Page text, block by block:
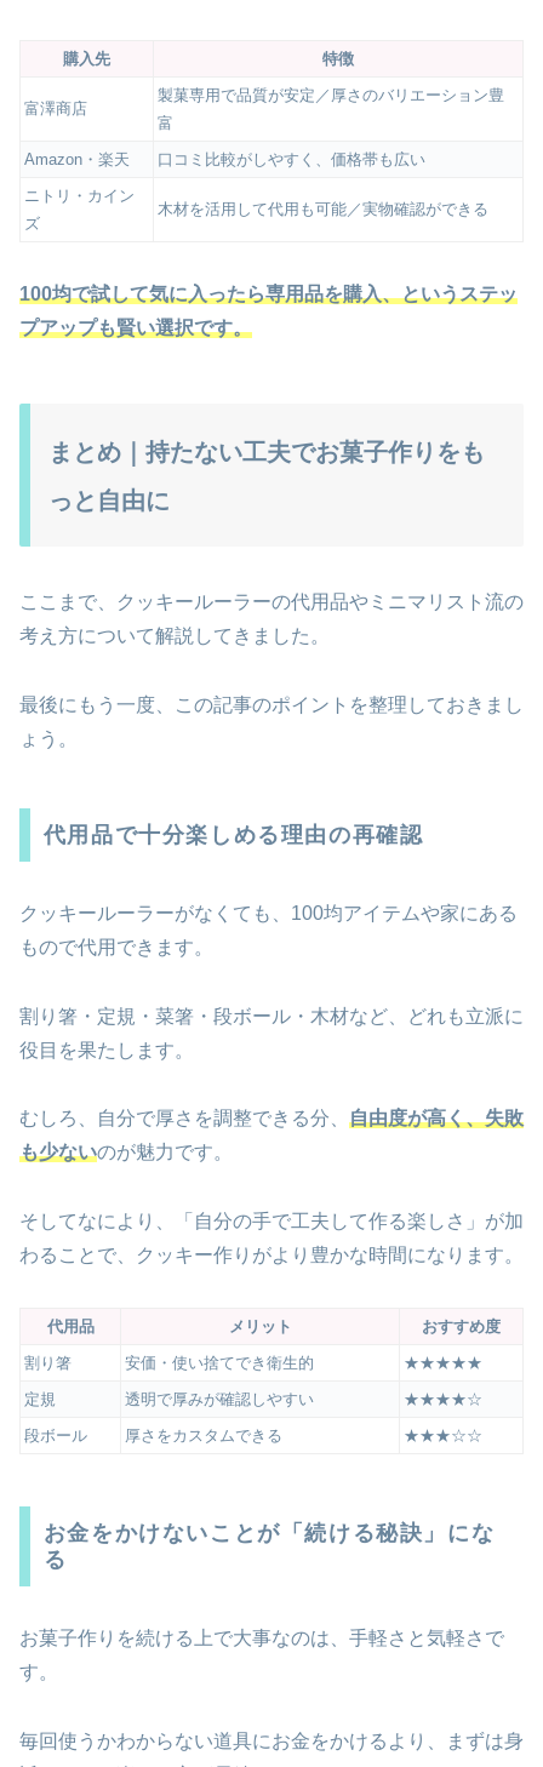
購入先 特徴
富澤商店
製菓専用で品質が安定／厚さのバリエーション豊
富
Amazon・楽天
口コミ比較がしやすく、価格帯も広い
ニトリ・カイン
ズ
木材を活用して代用も可能／実物確認ができる
100均で試して気に入ったら専用品を購入、というステッ
プアップも賢い選択です。
まとめ｜持たない工夫でお菓子作りをも
っと自由に
ここまで、クッキールーラーの代用品やミニマリスト流の
考え方について解説してきました。
最後にもう一度、この記事のポイントを整理しておきまし
ょう。
代用品で十分楽しめる理由の再確認
クッキールーラーがなくても、100均アイテムや家にある
もので代用できます。
割り箸・定規・菜箸・段ボール・木材など、どれも立派に
役目を果たします。
むしろ、自分で厚さを調整できる分、 自由度が高く、失敗
も少ないのが魅力です。
そしてなにより、「自分の手で工夫して作る楽しさ」が加
わることで、クッキー作りがより豊かな時間になります。
代用品 メリット
おすすめ度
割り箸
安価・使い捨てでき衛生的
★★★★★
定規
透明で厚みが確認しやすい
★★★★☆
段ボール
厚さをカスタムできる ★★★☆☆
お金をかけないことが「続ける秘訣」にな
る
お菓子作りを続ける上で大事なのは、手軽さと気軽さで
す。
毎回使うかわからない道具にお金をかけるより、まずは身